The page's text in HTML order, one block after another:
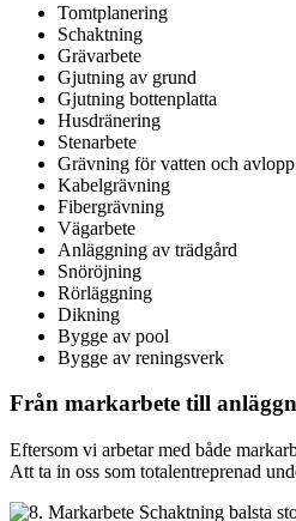
Tomtplanering
Schaktning
Grävarbete
Gjutning av grund
Gjutning bottenplatta
Husdränering
Stenarbete
Grävning för vatten och avlopp
Kabelgrävning
Fibergrävning
Vägarbete
Anläggning av trädgård
Snöröjning
Rörläggning
Dikning
Bygge av pool
Bygge av reningsverk
Från markarbete till
Eftersom vi arbetar med både
Att ta in oss som totalentreprenad